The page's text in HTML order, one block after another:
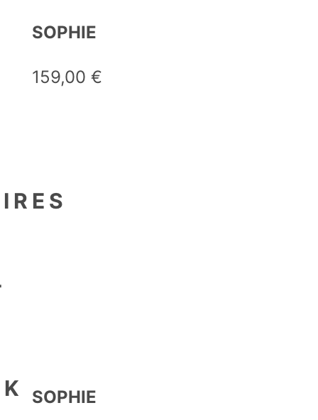
SOPHIE
159,00 €
SOPHIE